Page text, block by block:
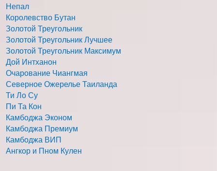
Непал
Королевство Бутан
Золотой Треугольник
Золотой Треугольник Лучшее
Золотой Треугольник Максимум
Дой Интханон
Очарование Чиангмая
Северное Ожерелье Таиланда
Ти Ло Су
Пи Та Кон
Камбоджа Эконом
Камбоджа Премиум
Камбоджа ВИП
Ангкор и Пном Кулен